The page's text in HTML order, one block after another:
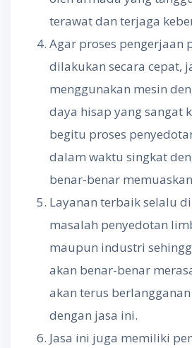
terawat dan terjaga
Agar proses pengerjaan
dilakukan secara cepat,
menggunakan mesin
daya hisap yang sangat
begitu proses
dalam waktu singkat
benar-benar
Layanan terbaik selalu
masalah penyedotan
maupun industri
akan benar-benar
akan terus
dengan jasa ini.
Jasa ini juga memiliki